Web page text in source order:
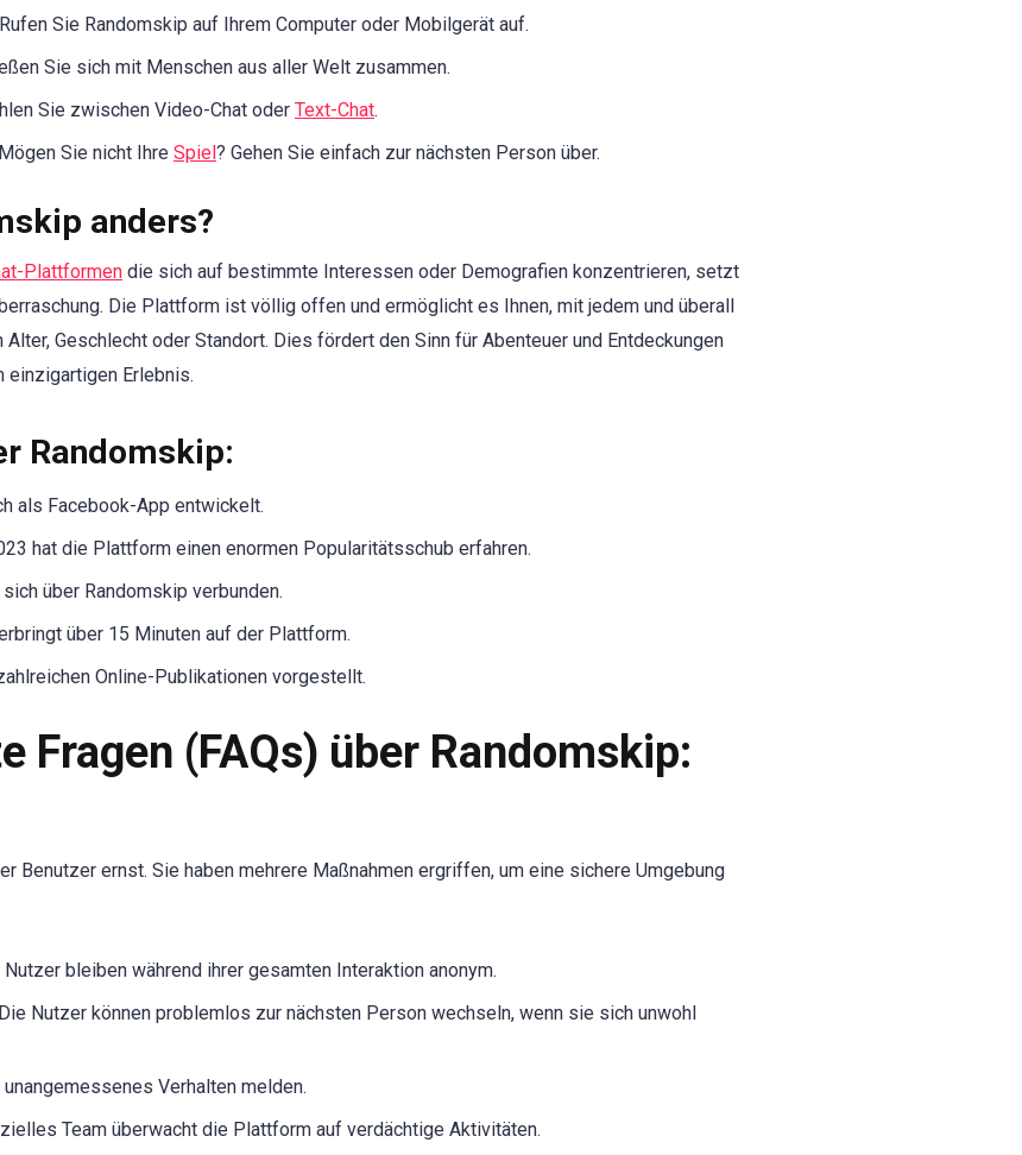
Rufen Sie Randomskip auf Ihrem Computer oder Mobilgerät auf.
Sie sich mit Menschen aus aller Welt zusammen.
Sie zwischen Video-Chat oder Text-Chat.
Mögen Sie nicht Ihre Spiel? Gehen Sie einfach zur nächsten Person über.
anders?
Plattformen die sich auf bestimmte Interessen oder Demografien konzentrieren, setzt
Die Plattform ist völlig offen und ermöglicht es Ihnen, mit jedem und überall
Alter, Geschlecht oder Standort. Dies fördert den Sinn für Abenteuer und Entdeckungen
einzigartigen Erlebnis.
Randomskip:
als Facebook-App entwickelt.
hat die Plattform einen enormen Popularitätsschub erfahren.
über Randomskip verbunden.
über 15 Minuten auf der Plattform.
Online-Publikationen vorgestellt.
Fragen (FAQs) über Randomskip:
Benutzer ernst. Sie haben mehrere Maßnahmen ergriffen, um eine sichere Umgebung
Nutzer bleiben während ihrer gesamten Interaktion anonym.
Die Nutzer können problemlos zur nächsten Person wechseln, wenn sie sich unwohl
Verhalten melden.
Team überwacht die Plattform auf verdächtige Aktivitäten.